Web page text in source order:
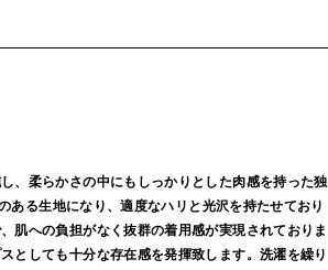
、柔らかさの中にもしっかりとした肉感を持った独
る生地になり、適度なハリと光沢を持たせており
肌への負担がなく抜群の着用感が実現されておりま
としても十分な存在感を発揮致します。洗濯を繰り